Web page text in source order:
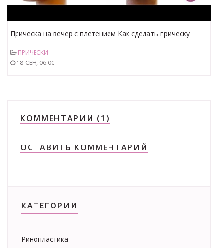
Прическа на вечер с плетением Как сделать прическу
ПРИЧЕСКИ
18-СЕН, 06:00
КОММЕНТАРИИ (1)
ОСТАВИТЬ КОММЕНТАРИЙ
КАТЕГОРИИ
Ринопластика